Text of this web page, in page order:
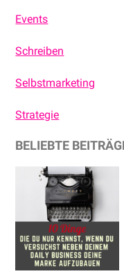
Events
Schreiben
Selbstmarketing
Strategie
BELIEBTE